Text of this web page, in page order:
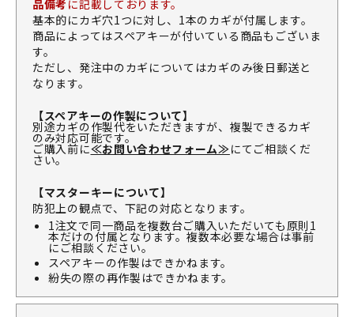
品備考 に記載しております。
基本的にカギ穴1つに対し、1本のカギが付属します。
商品によってはスペアキーが付いている商品もございま
す。
ただし、発注中のカギについてはカギのみ後日郵送と
なります。
【スペアキーの作製について】
別途カギの作製代をいただきますが、複製できるカギ
のみ対応可能です。
ご購入前に≪お問い合わせフォーム≫にてご相談くだ
さい。
【マスターキーについて】
防犯上の観点で、下記の対応となります。
1注文で同一商品を複数台ご購入いただいても原則1
本だけの付属となります。複数本必要な場合は事前
にご相談ください。
スペアキーの作製はできかねます。
紛失の際の再作製はできかねます。